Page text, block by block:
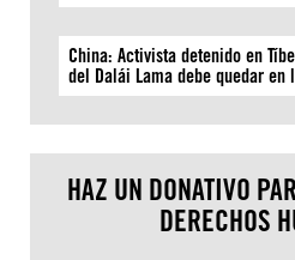
China: Activista detenido en
del Dalái Lama debe quedar en
HAZ UN DONATIVO
DERECHOS